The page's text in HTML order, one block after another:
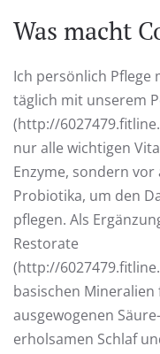
Was macht
Ich persönlich Pflege
täglich mit unserem
(http://
nur alle wichtigen
Enzyme, sondern
Probiotika, um den
pflegen. Als
Restorate
(http://
basischen Mineralien
ausgewogenen
erholsamen Schlaf